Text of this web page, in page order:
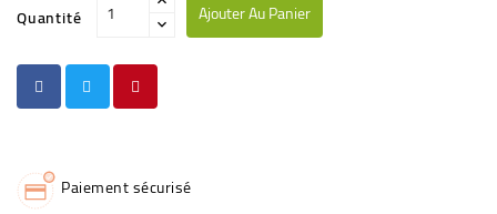
Quantité Ajouter Au Panier
Paiement sécurisé